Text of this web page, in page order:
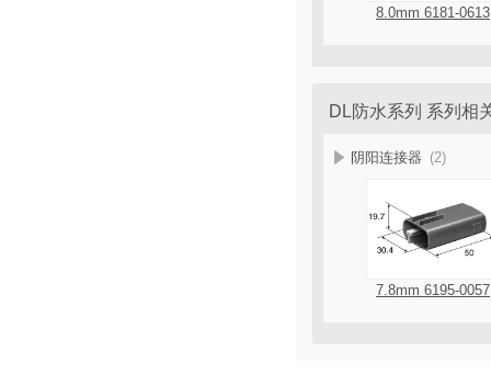
8.0mm 6181-0613
DL防水系列 系列相
阴阳连接器 (2)
7.8mm 6195-0057